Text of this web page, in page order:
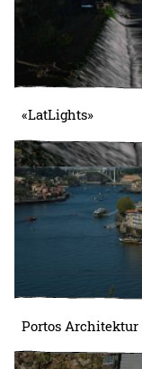
«LatLights»
Portos Architektur